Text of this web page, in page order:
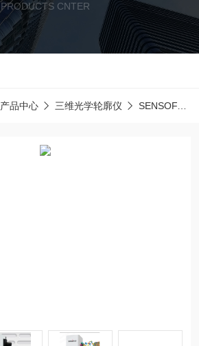
PRODUCTS CNTER
产品中心 三维光学轮廓仪 SENSOFAR共聚焦白光干涉仪